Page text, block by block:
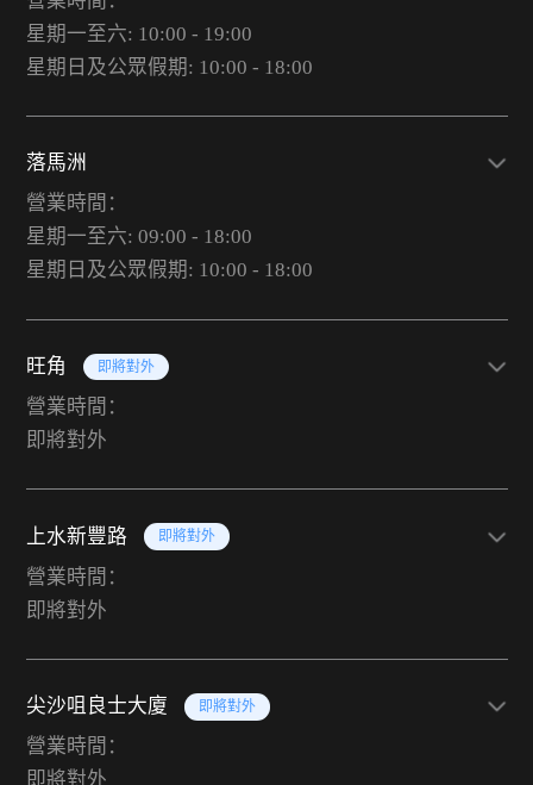
星期一至六: 10:00 - 19:00
星期日及公眾假期: 10:00 - 18:00
落馬洲
營業時間：
星期一至六: 09:00 - 18:00
星期日及公眾假期: 10:00 - 18:00
旺角 即將對外
營業時間：
即將對外
上水新豐路 即將對外
營業時間：
即將對外
尖沙咀良士大廈 即將對外
營業時間：
即將對外